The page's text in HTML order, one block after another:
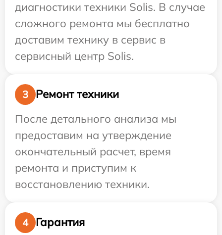
диагностики техники Solis. В случае
сложного ремонта мы бесплатно
доставим технику в сервис в
сервисный центр Solis.
3
Ремонт техники
После детального анализа мы
предоставим на утверждение
окончательный расчет, время
ремонта и приступим к
восстановлению техники.
4
Гарантия